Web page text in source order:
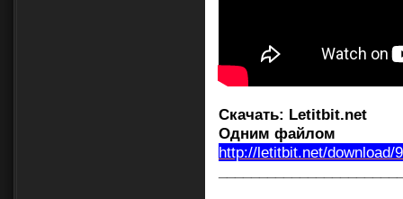
Скачать: Letitbit.net
Одним файлом
http://letitbit.net/download/